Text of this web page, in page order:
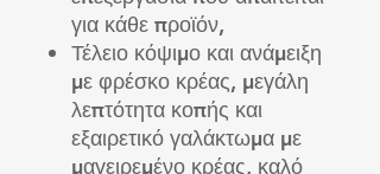
για κάθε προϊόν,
Τέλειο κόψιμο και ανάμειξη
με φρέσκο ​​κρέας, μεγάλη
λεπτότητα κοπής και
εξαιρετικό γαλάκτωμα με
μαγειρεμένο κρέας, καλό